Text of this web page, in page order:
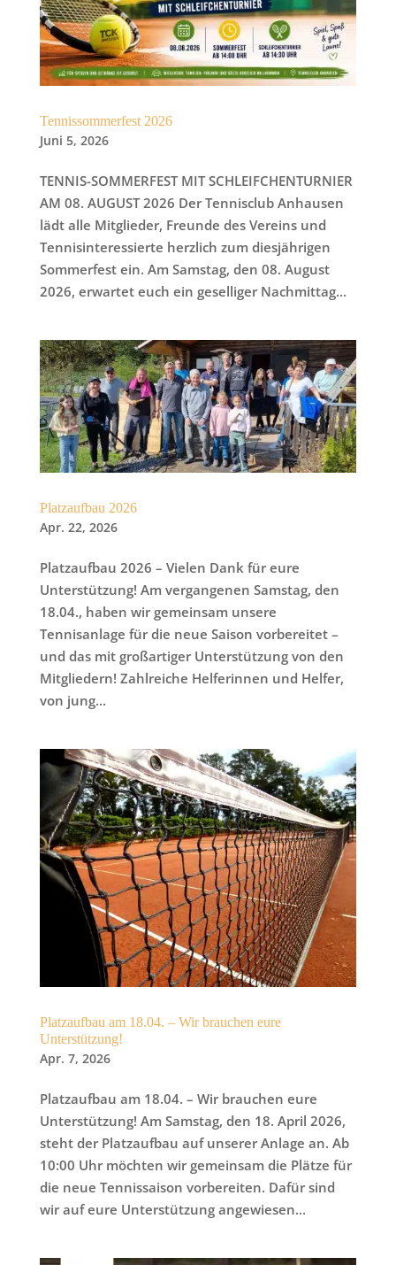
Tennissommerfest 2026
Juni 5, 2026
TENNIS-SOMMERFEST MIT SCHLEIFCHENTURNIER
AM 08. AUGUST 2026 Der Tennisclub Anhausen
lädt alle Mitglieder, Freunde des Vereins und
Tennisinteressierte herzlich zum diesjährigen
Sommerfest ein. Am Samstag, den 08. August
2026, erwartet euch ein geselliger Nachmittag...
Platzaufbau 2026
Apr. 22, 2026
Platzaufbau 2026 – Vielen Dank für eure
Unterstützung! Am vergangenen Samstag, den
18.04., haben wir gemeinsam unsere
Tennisanlage für die neue Saison vorbereitet –
und das mit großartiger Unterstützung von den
Mitgliedern! Zahlreiche Helferinnen und Helfer,
von jung...
Platzaufbau am 18.04. – Wir brauchen eure
Unterstützung!
Apr. 7, 2026
Platzaufbau am 18.04. – Wir brauchen eure
Unterstützung! Am Samstag, den 18. April 2026,
steht der Platzaufbau auf unserer Anlage an. Ab
10:00 Uhr möchten wir gemeinsam die Plätze für
die neue Tennissaison vorbereiten. Dafür sind
wir auf eure Unterstützung angewiesen...